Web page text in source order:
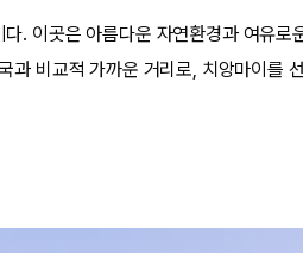
. 이곳은 아름다운 자연환경과 여유
과 비교적 가까운 거리로, 치앙마이를